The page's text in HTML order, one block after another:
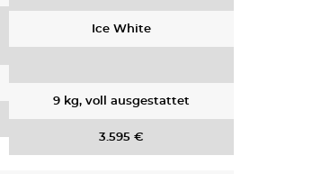
Ice White
9 kg, voll ausgestattet
3.595 €